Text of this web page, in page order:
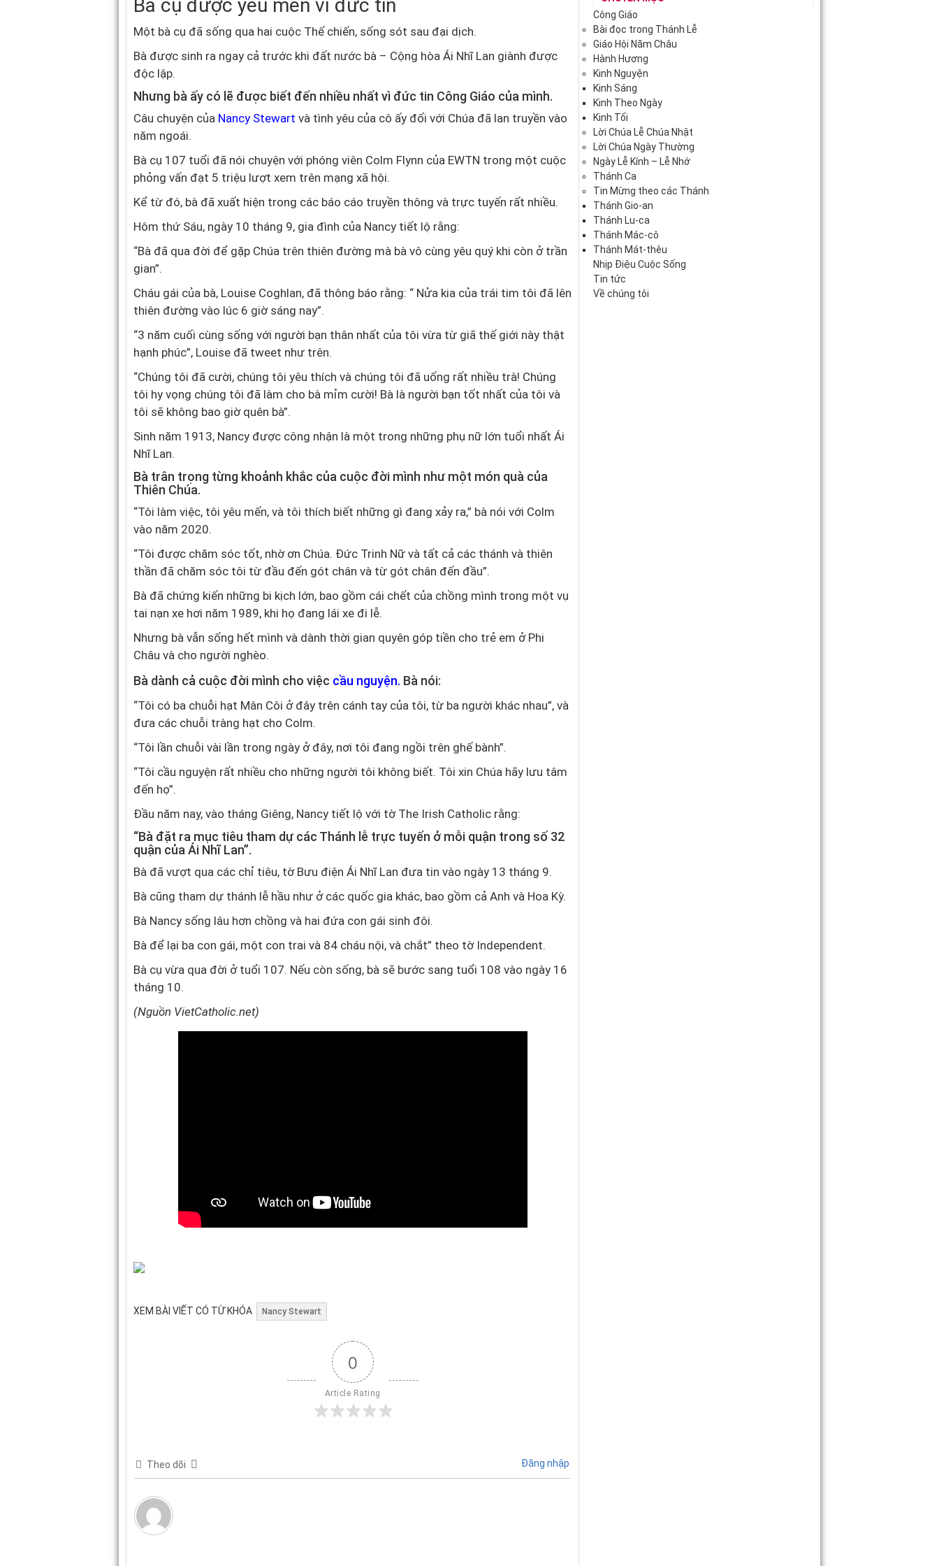
Bà cụ được yêu mến vì đức tin
Một bà cụ đã sống qua hai cuộc Thế chiến, sống sót sau đại dịch.
Bà được sinh ra ngay cả trước khi đất nước bà – Cộng hòa Ái Nhĩ Lan giành được
độc lập.
Nhưng bà ấy có lẽ được biết đến nhiều nhất vì đức tin Công Giáo của mình.
Câu chuyện của Nancy Stewart và tình yêu của cô ấy đối với Chúa đã lan truyền vào
năm ngoái.
Bà cụ 107 tuổi đã nói chuyện với phóng viên Colm Flynn của EWTN trong một cuộc
phỏng vấn đạt 5 triệu lượt xem trên mạng xã hội.
Kể từ đó, bà đã xuất hiện trong các báo cáo truyền thông và trực tuyến rất nhiều.
Hôm thứ Sáu, ngày 10 tháng 9, gia đình của Nancy tiết lộ rằng:
“Bà đã qua đời để gặp Chúa trên thiên đường mà bà vô cùng yêu quý khi còn ở trần
gian”.
Cháu gái của bà, Louise Coghlan, đã thông báo rằng: “ Nửa kia của trái tim tôi đã lên
thiên đường vào lúc 6 giờ sáng nay”.
“3 năm cuối cùng sống với người bạn thân nhất của tôi vừa từ giã thế giới này thật
hạnh phúc”, Louise đã tweet như trên.
“Chúng tôi đã cười, chúng tôi yêu thích và chúng tôi đã uống rất nhiều trà! Chúng
tôi hy vọng chúng tôi đã làm cho bà mỉm cười! Bà là người bạn tốt nhất của tôi và
tôi sẽ không bao giờ quên bà”.
Sinh năm 1913, Nancy được công nhận là một trong những phụ nữ lớn tuổi nhất Ái
Nhĩ Lan.
Bà trân trọng từng khoảnh khắc của cuộc đời mình như một món quà của
Thiên Chúa.
“Tôi làm việc, tôi yêu mến, và tôi thích biết những gì đang xảy ra,” bà nói với Colm
vào năm 2020.
“Tôi được chăm sóc tốt, nhờ ơn Chúa. Đức Trinh Nữ và tất cả các thánh và thiên
thần đã chăm sóc tôi từ đầu đến gót chân và từ gót chân đến đầu”.
Bà đã chứng kiến những bi kịch lớn, bao gồm cái chết của chồng mình trong một vụ
tai nạn xe hơi năm 1989, khi họ đang lái xe đi lễ.
Nhưng bà vẫn sống hết mình và dành thời gian quyên góp tiền cho trẻ em ở Phi
Châu và cho người nghèo.
Bà dành cả cuộc đời mình cho việc cầu nguyện. Bà nói:
“Tôi có ba chuỗi hạt Mân Côi ở đây trên cánh tay của tôi, từ ba người khác nhau”, và
đưa các chuỗi tràng hạt cho Colm.
“Tôi lần chuỗi vài lần trong ngày ở đây, nơi tôi đang ngồi trên ghế bành”.
“Tôi cầu nguyện rất nhiều cho những người tôi không biết. Tôi xin Chúa hãy lưu tâm
đến họ”.
Đầu năm nay, vào tháng Giêng, Nancy tiết lộ với tờ The Irish Catholic rằng:
“Bà đặt ra mục tiêu tham dự các Thánh lễ trực tuyến ở mỗi quận trong số 32
quận của Ái Nhĩ Lan”.
Bà đã vượt qua các chỉ tiêu, tờ Bưu điện Ái Nhĩ Lan đưa tin vào ngày 13 tháng 9.
Bà cũng tham dự thánh lễ hầu như ở các quốc gia khác, bao gồm cả Anh và Hoa Kỳ.
Bà Nancy sống lâu hơn chồng và hai đứa con gái sinh đôi.
Bà để lại ba con gái, một con trai và 84 cháu nội, và chắt” theo tờ Independent.
Bà cụ vừa qua đời ở tuổi 107. Nếu còn sống, bà sẽ bước sang tuổi 108 vào ngày 16
tháng 10.
(Nguồn VietCatholic.net)
XEM BÀI VIẾT CÓ TỪ KHÓA Nancy Stewart
0
Article Rating
Theo dõi Đăng nhập
Công Giáo
Bài đọc trong Thánh Lễ
Giáo Hội Năm Châu
Hành Hương
Kinh Nguyện
Kinh Sáng
Kinh Theo Ngày
Kinh Tối
Lời Chúa Lễ Chúa Nhật
Lời Chúa Ngày Thường
Ngày Lễ Kính – Lễ Nhớ
Thánh Ca
Tin Mừng theo các Thánh
Thánh Gio-an
Thánh Lu-ca
Thánh Mác-cô
Thánh Mát-thêu
Nhịp Điệu Cuộc Sống
Tin tức
Về chúng tôi